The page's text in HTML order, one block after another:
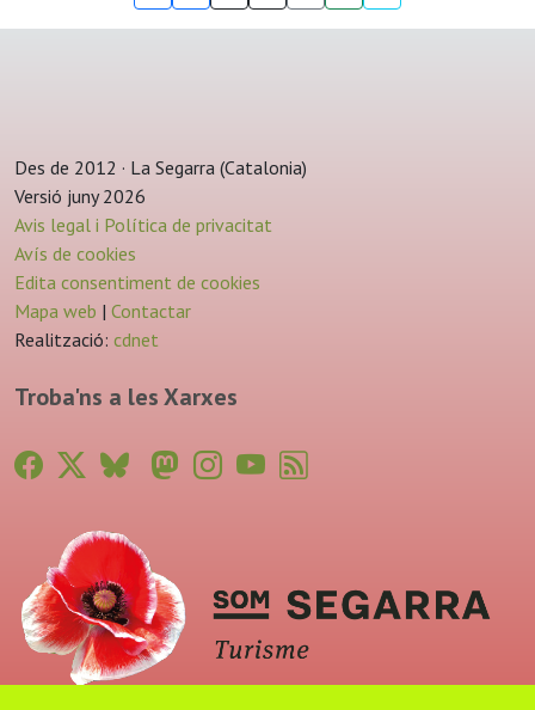
Des de 2012 · La Segarra (Catalonia)
Versió juny 2026
Avis legal i Política de privacitat
Avís de cookies
Edita consentiment de cookies
Mapa web | Contactar
Realització: cdnet
Troba'ns a les Xarxes